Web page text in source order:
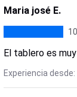
Maria josé E.
El tablero es
Experiencia desde: